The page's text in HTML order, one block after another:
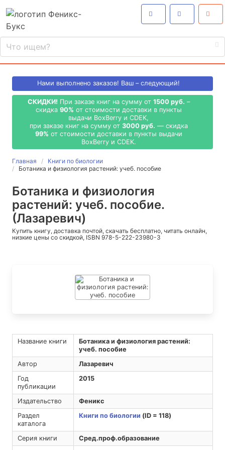
Нами выполнено заказов! Ваш – следующий!
СКИДКИ! При заказе книг на сумму от 1500 руб. –
скидка 90% от стоимости доставки в пункты
выдачи BoxBerry и CDEK,
при заказе книг на сумму от 3000 руб. — скидка
99% от стоимости доставки в пункты выдачи
BoxBerry и CDEK.
Главная
Книги по биологии
Ботаника и физиология растений: учеб. пособие
Ботаника и физиология
растений: учеб. пособие.
(Лазаревич)
Купить книгу, доставка почтой, скачать бесплатно, читать онлайн,
низкие цены со скидкой, ISBN 978-5-222-23980-3
Название книги
Ботаника и физиология растений:
учеб. пособие
Автор
Лазаревич
Год
публикации
2015
Издательство
Феникс
Раздел
каталога
Книги по биологии (ID = 118)
Серия книги
Сред.проф.образование